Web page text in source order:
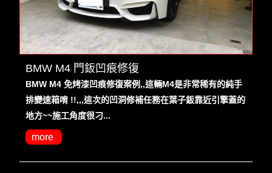
BMW M4 門鈑凹痕修復
BMW M4 免烤漆凹痕修復案例,,這輛M4是非常稀有的純手
排變速箱唷 !!,,,這次的凹洞修補任務在葉子鈑靠近引擎蓋的
地方~~施工角度很刁...
more